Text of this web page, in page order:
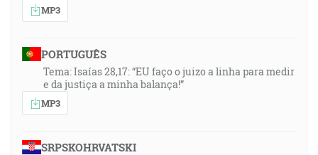
MP3
PORTUGUÊS
Tema: Isaías 28,17: “EU faço o juizo a linha para medir
e da justiça a minha balança!”
MP3
SRPSKOHRVATSKI